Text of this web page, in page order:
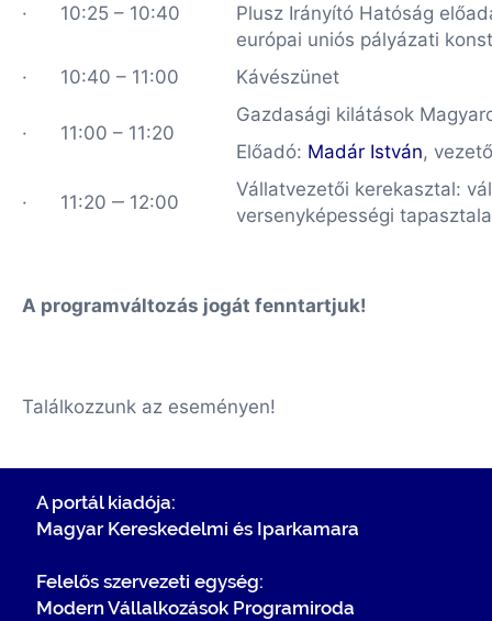
· 10:25 – 10:40
Plusz Irányító Hatóság
európai uniós pályázati
· 10:40 – 11:00
Kávészünet
· 11:00 – 11:20
Gazdasági kilátások
Előadó: Madár István,
· 11:20 ‒ 12:00
Vállatvezetői kerekasztal:
versenyképességi
A programváltozás jogát fenntartjuk!
Találkozzunk az eseményen!
A portál kiadója:
Magyar Kereskedelmi és Iparkamara
Felelős szervezeti egység:
Modern Vállalkozások Programiroda